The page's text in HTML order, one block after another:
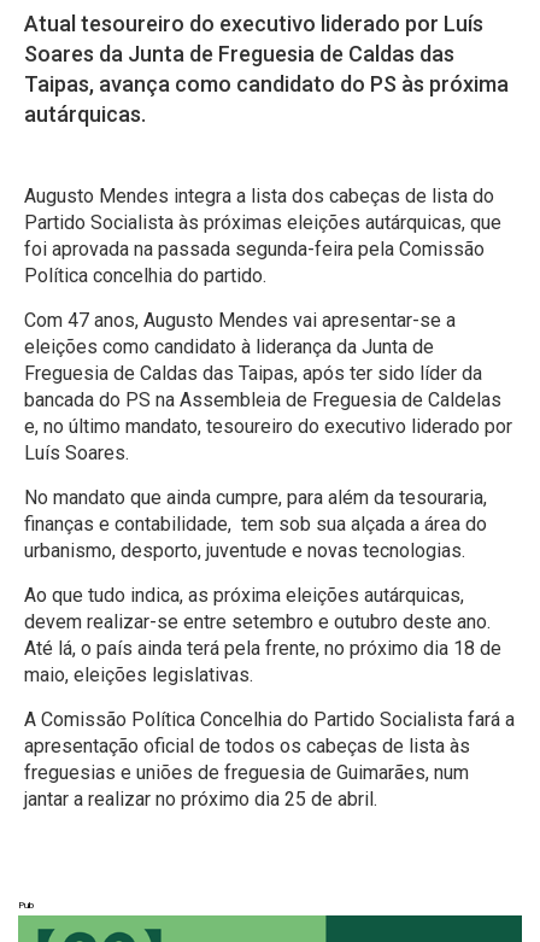
Atual tesoureiro do executivo liderado por Luís
Soares da Junta de Freguesia de Caldas das
Taipas, avança como candidato do PS às próxima
autárquicas.
Augusto Mendes integra a lista dos cabeças de lista do
Partido Socialista às próximas eleições autárquicas, que
foi aprovada na passada segunda-feira pela Comissão
Política concelhia do partido.
Com 47 anos, Augusto Mendes vai apresentar-se a
eleições como candidato à liderança da Junta de
Freguesia de Caldas das Taipas, após ter sido líder da
bancada do PS na Assembleia de Freguesia de Caldelas
e, no último mandato, tesoureiro do executivo liderado por
Luís Soares.
No mandato que ainda cumpre, para além da tesouraria,
finanças e contabilidade, tem sob sua alçada a área do
urbanismo, desporto, juventude e novas tecnologias.
Ao que tudo indica, as próxima eleições autárquicas,
devem realizar-se entre setembro e outubro deste ano.
Até lá, o país ainda terá pela frente, no próximo dia 18 de
maio, eleições legislativas.
A Comissão Política Concelhia do Partido Socialista fará a
apresentação oficial de todos os cabeças de lista às
freguesias e uniões de freguesia de Guimarães, num
jantar a realizar no próximo dia 25 de abril.
Pub